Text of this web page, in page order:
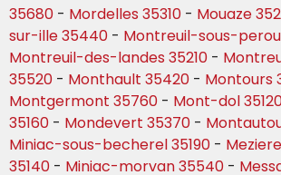
35680 - Mordelles 35310 - Mouaze
sur-ille 35440 - Montreuil-sous-
Montreuil-des-landes 35210 -
35520 - Monthault 35420 - Montours
Montgermont 35760 - Mont-dol
35160 - Mondevert 35370 -
Miniac-sous-becherel 35190 -
35140 - Miniac-morvan 35540 -